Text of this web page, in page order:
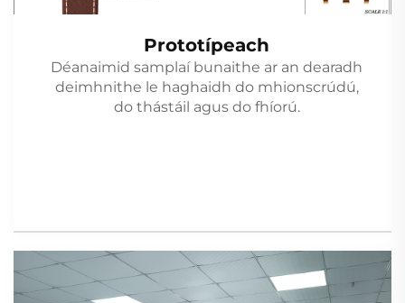
Prototípeach
Déanaimid samplaí bunaithe ar an dearadh
deimhnithe le haghaidh do mhionscrúdú,
do thástáil agus do fhíorú.